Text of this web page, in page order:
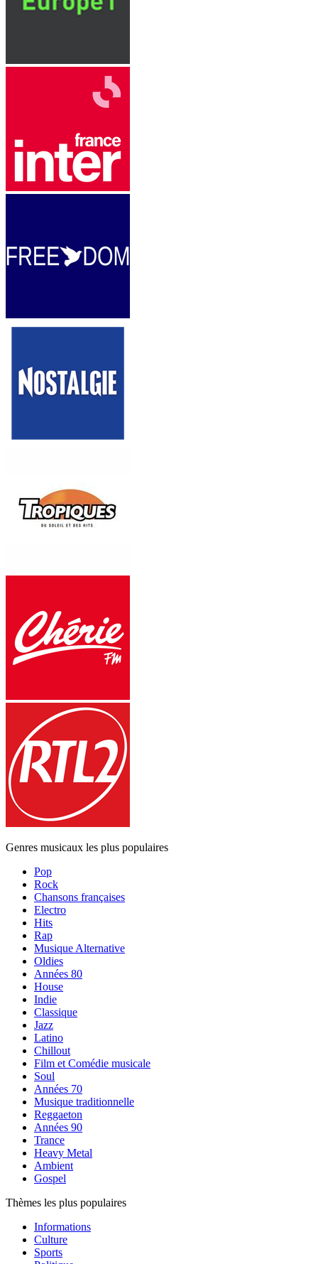
Genres musicaux les plus populaires
Pop
Rock
Chansons françaises
Electro
Hits
Rap
Musique Alternative
Oldies
Années 80
House
Indie
Classique
Jazz
Latino
Chillout
Film et Comédie musicale
Soul
Années 70
Musique traditionnelle
Reggaeton
Années 90
Trance
Heavy Metal
Ambient
Gospel
Thèmes les plus populaires
Informations
Culture
Sports